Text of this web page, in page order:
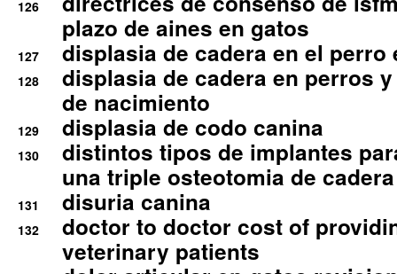
126
plazo de aines en gatos
127 displasia de cadera en el perro
128
displasia de cadera en perros
de nacimiento
129 displasia de codo canina
130
distintos tipos de implantes
una triple osteotomia de cadera
131 disuria canina
132
doctor to doctor cost of
veterinary patients